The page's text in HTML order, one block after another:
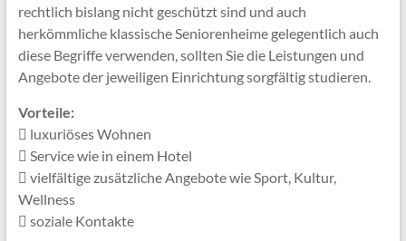
rechtlich bislang nicht geschützt sind und auch
herkömmliche klassische Seniorenheime gelegentlich auch
diese Begriffe verwenden, sollten Sie die Leistungen und
Angebote der jeweiligen Einrichtung sorgfältig studieren.
Vorteile:
luxuriöses Wohnen
Service wie in einem Hotel
vielfältige zusätzliche Angebote wie Sport, Kultur,
Wellness
soziale Kontakte